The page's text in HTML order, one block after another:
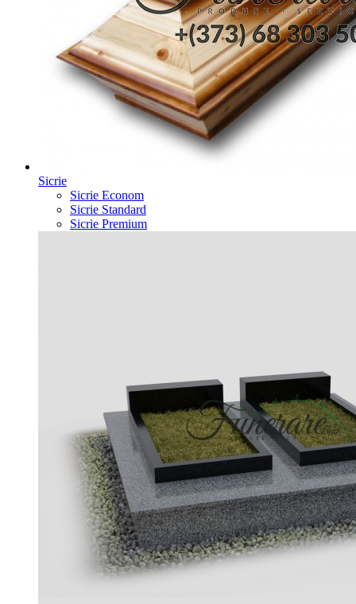
Sicrie
Sicrie Econom
Sicrie Standard
Sicrie Premium